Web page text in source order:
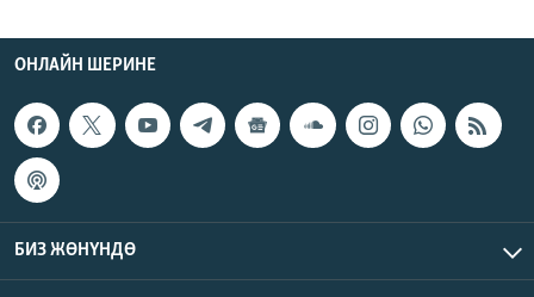
ОНЛАЙН ШЕРИНЕ
БИЗ ЖӨНҮНДӨ